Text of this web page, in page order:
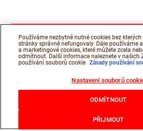
Používáme nezbytně nutné cookies bez kterých
stránky správně nefungovaly. Dále používáme
a marketingové cookies, které můžete zcela
odmítnout. Další informace naleznete v našich
používání souborů cookie Zásady používání
Nastavení souborů
ODMÍTNOUT
PŘIJMOUT